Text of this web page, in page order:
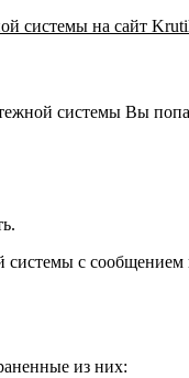
системы на сайт
системы Вы
системы с
из них: